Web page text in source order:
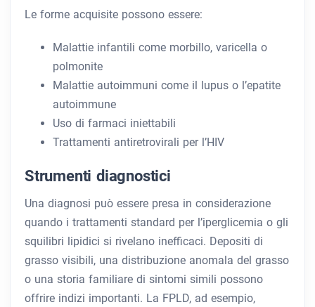
Le forme acquisite possono essere:
Malattie infantili come morbillo, varicella o
polmonite
Malattie autoimmuni come il lupus o l’epatite
autoimmune
Uso di farmaci iniettabili
Trattamenti antiretrovirali per l’HIV
Strumenti diagnostici
Una diagnosi può essere presa in considerazione
quando i trattamenti standard per l’iperglicemia o gli
squilibri lipidici si rivelano inefficaci. Depositi di
grasso visibili, una distribuzione anomala del grasso
o una storia familiare di sintomi simili possono
offrire indizi importanti. La FPLD, ad esempio,